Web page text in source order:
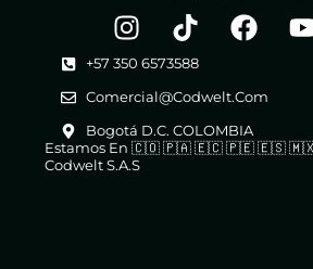
+57 350 6573588
Comercial@codwelt.com
Bogotá D.C. COLOMBIA
Estamos En 🇨🇴 🇵🇦 🇪🇨 🇵🇪 🇪🇸 🇲🇽
Codwelt S.A.S